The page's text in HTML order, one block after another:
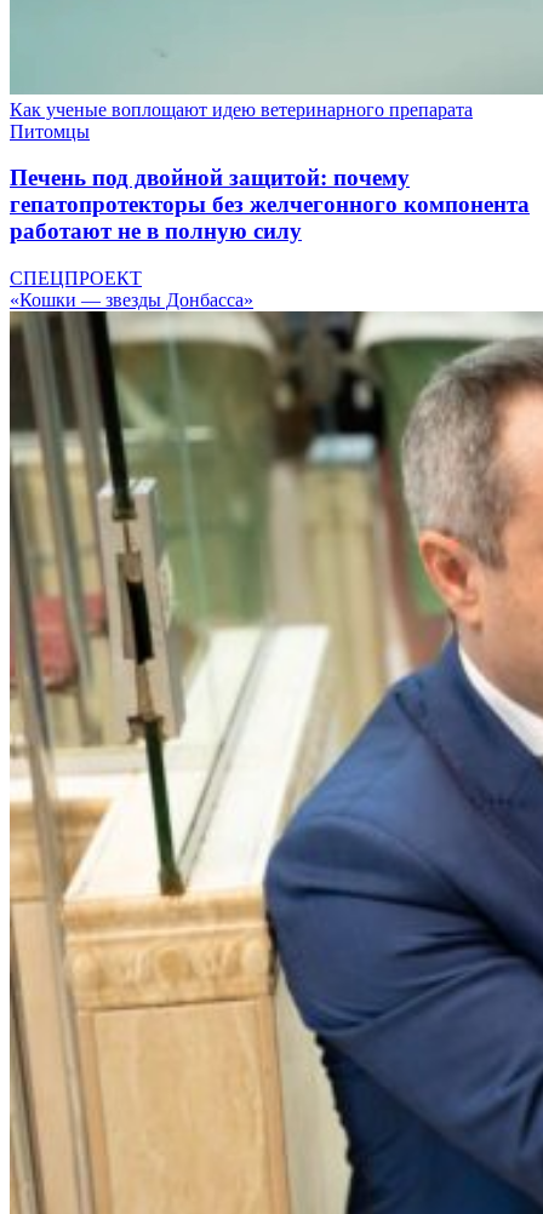
Как ученые воплощают идею ветеринарного препарата
Питомцы
Печень под двойной защитой: почему
гепатопротекторы без желчегонного компонента
работают не в полную силу
СПЕЦПРОЕКТ
«Кошки — звезды Донбасса»